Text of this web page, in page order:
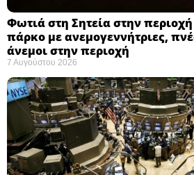
Φωτιά στη Σητεία στην
πάρκο με ανεμογεννήτριες,
άνεμοι στην περιοχή
7 Αυγούστου 2026